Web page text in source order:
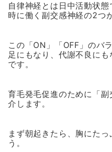
自律神経とは日中活動状
時に働く副交感神経の2つ
この「ON」「OFF」のバ
足にもなり、代謝不良に
です。
育毛発毛促進のために「
介します。
まず朝起きたら、胸にた
う。